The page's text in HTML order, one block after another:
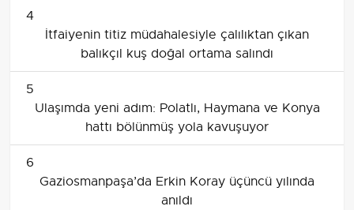
4
İtfaiyenin titiz müdahalesiyle çalılıktan çıkan
balıkçıl kuş doğal ortama salındı
5
Ulaşımda yeni adım: Polatlı, Haymana ve Konya
hattı bölünmüş yola kavuşuyor
6
Gaziosmanpaşa’da Erkin Koray üçüncü yılında
anıldı